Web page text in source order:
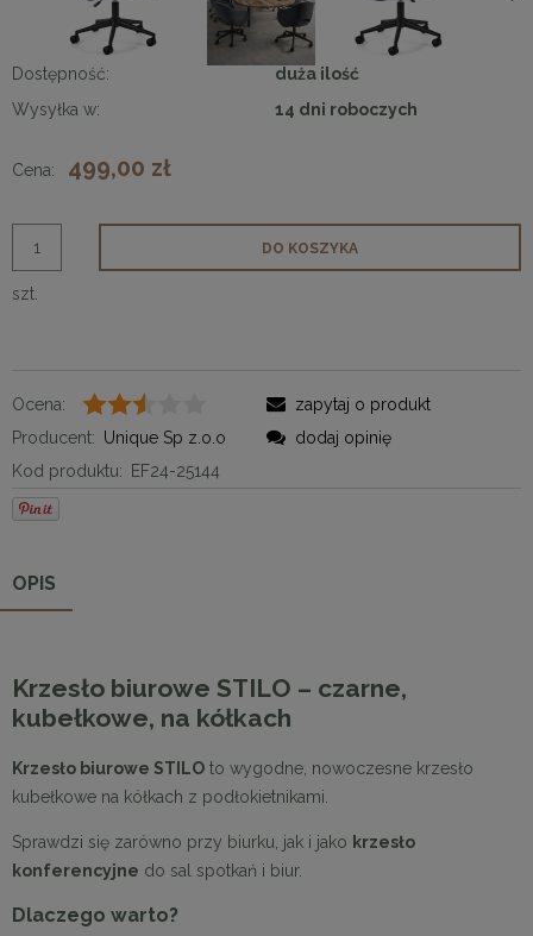
Dostępność:
duża ilość
Wysyłka w:
14 dni roboczych
Cena: 499,00 zł
szt.
DO KOSZYKA
Ocena:
Producent: Unique Sp z.o.o
Kod produktu:
EF24-25144
zapytaj o produkt
dodaj opinię
OPIS
Krzesło biurowe STILO – czarne,
kubełkowe, na kółkach
Krzesło biurowe STILO to wygodne, nowoczesne krzesło
kubełkowe na kółkach z podłokietnikami.
Sprawdzi się zarówno przy biurku, jak i jako krzesło
konferencyjne do sal spotkań i biur.
Dlaczego warto?